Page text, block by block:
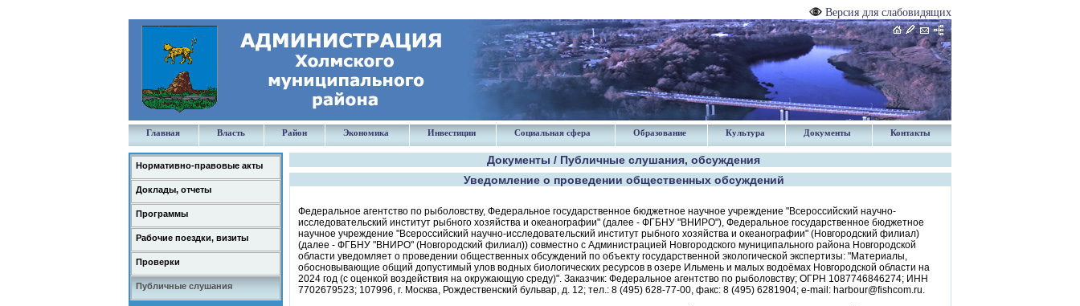
Версия для слабовидящих
Главная Власть Район Экономика Инвестиции Социальная сфера Образование Культура Документы Контакты
Нормативно-правовые акты
Доклады, отчеты
Программы
Рабочие поездки, визиты
Проверки
Публичные слушания
Документы / Публичные слушания, обсуждения
Уведомление о проведении общественных обсуждений
Федеральное агентство по рыболовству, Федеральное государственное бюджетное научное учреждение "Всероссийский научно-
исследовательский институт рыбного хозяйства и океанографии" (далее - ФГБНУ "ВНИРО"), Федеральное государственное бюджетное
научное учреждение "Всероссийский научно-исследовательский институт рыбного хозяйства и океанографии" (Новгородский филиал)
(далее - ФГБНУ "ВНИРО" (Новгородский филиал)) совместно с Администрацией Новгородского муниципального района Новгородской
области уведомляет о проведении общественных обсуждений по объекту государственной экологической экспертизы: "Материалы,
обосновывающие общий допустимый улов водных биологических ресурсов в озере Ильмень и малых водоёмах Новгородской области на
2024 год (с оценкой воздействия на окружающую среду)". Заказчик: Федеральное агентство по рыболовству; ОГРН 1087746846274; ИНН
7702679523; 107996, г. Москва, Рождественский бульвар, д. 12; тел.: 8 (495) 628-77-00, факс: 8 (495) 6281904; e-mail: harbour@fishcom.ru.